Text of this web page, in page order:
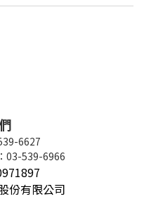
6627
：03-539-6966
份有限公司